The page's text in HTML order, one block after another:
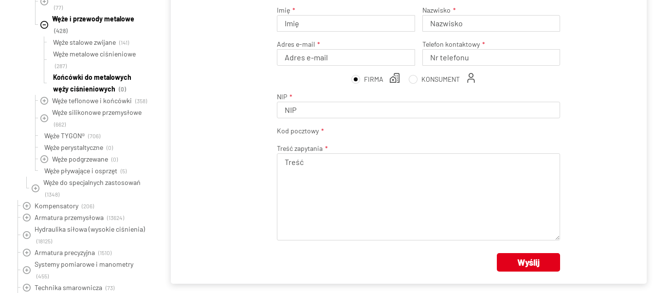
(77)
Węże i przewody metalowe
(428)
Węże stalowe zwijane (141)
Węże metalowe ciśnieniowe
(287)
Końcówki do metalowych
węży ciśnieniowych (0)
Węże teflonowe i końcówki (358)
Węże silikonowe przemysłowe
(662)
Węże TYGON® (706)
Węże perystaltyczne (0)
Węże podgrzewane (0)
Węże pływające i osprzęt (5)
Węże do specjalnych zastosowań
(1348)
Kompensatory (206)
Armatura przemysłowa (13624)
Hydraulika siłowa (wysokie ciśnienia)
(18125)
Armatura precyzyjna (1510)
Systemy pomiarowe i manometry
(455)
Technika smarownicza (73)
Imię Nazwisko
Adres e-mail Telefon kontaktowy
FIRMA KONSUMENT
NIP
Kod pocztowy
Treść zapytania